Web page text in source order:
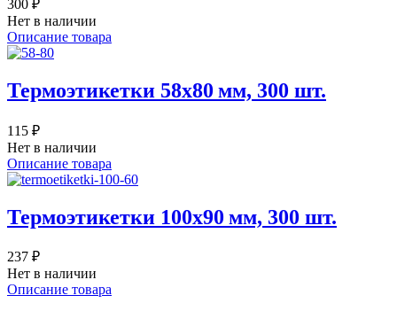
300 ₽
Нет в наличии
Описание товара
Термоэтикетки 58х80 мм, 300 шт.
115 ₽
Нет в наличии
Описание товара
Термоэтикетки 100х90 мм, 300 шт.
237 ₽
Нет в наличии
Описание товара